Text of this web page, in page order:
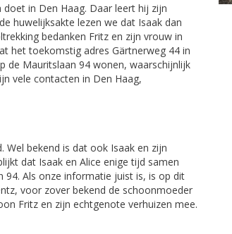
in Den Haag. Daar leert hij zijn
huwelijksakte lezen we dat Isaak dan
bedanken Fritz en zijn vrouw in
het toekomstig adres Gärtnerweg 44 in
de Mauritslaan 94 wonen, waarschijnlijk
vele contacten in Den Haag,
Wel bekend is dat ook Isaak en zijn
dat Isaak en Alice enige tijd samen
Als onze informatie juist is, is op dit
voor zover bekend de schoonmoeder
Fritz en zijn echtgenote verhuizen mee.